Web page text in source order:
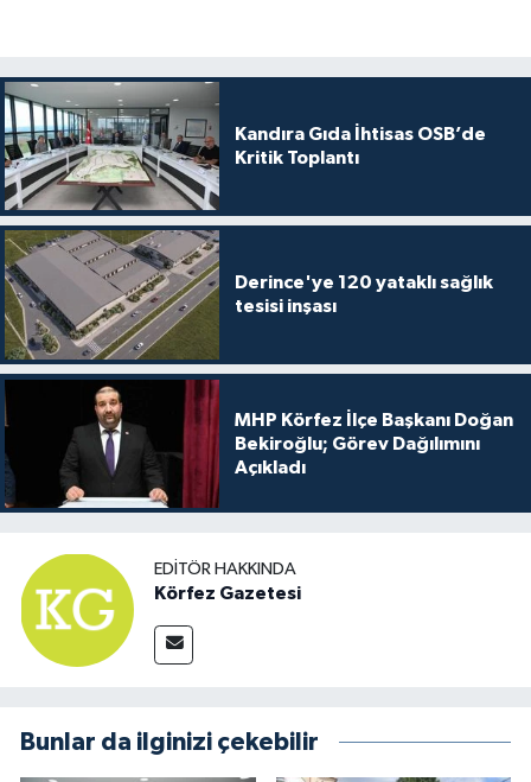
Kandıra Gıda İhtisas OSB’de
Kritik Toplantı
Derince'ye 120 yataklı sağlık
tesisi inşası
MHP Körfez İlçe Başkanı Doğan
Bekiroğlu; Görev Dağılımını
Açıkladı
EDITÖR HAKKINDA
Körfez Gazetesi
Bunlar da ilginizi çekebilir